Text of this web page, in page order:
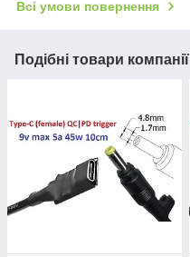
Всі умови повернення
Подібні товари компанії